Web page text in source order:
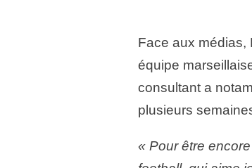
Face aux médias,
équipe
consultant a
plusieurs
« Pour être